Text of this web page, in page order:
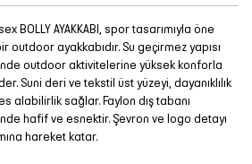
BOLLY AYAKKABI, spor tasarımıyla öne
outdoor ayakkabıdır. Su geçirmez yapısı
outdoor aktivitelerine yüksek konforla
Suni deri ve tekstil üst yüzeyi, dayanıklılık
alabilirlik sağlar. Faylon dış tabanı
hafif ve esnektir. Şevron ve logo detayı
hareket katar.